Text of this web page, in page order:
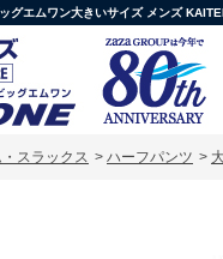
グエムワン大きいサイズ メンズ
スラックス > ハーフパンツ >